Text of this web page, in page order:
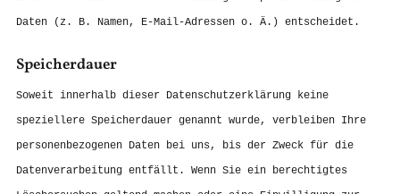
Daten (z. B. Namen, E-Mail-Adressen o. Ä.) entscheidet.
Speicherdauer
Soweit innerhalb dieser Datenschutzerklärung keine
speziellere Speicherdauer genannt wurde, verbleiben Ihre
personenbezogenen Daten bei uns, bis der Zweck für die
Datenverarbeitung entfällt. Wenn Sie ein berechtigtes